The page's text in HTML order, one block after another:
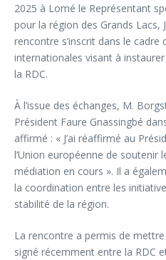
2025 à Lomé le Représentant
pour la région des Grands Lacs,
rencontre s’inscrit dans le cadre
internationales visant à instaurer
la RDC.
À l’issue des échanges, M.
Président Faure Gnassingbé
affirmé : « J’ai réaffirmé au
l’Union européenne de soutenir
médiation en cours ». Il a
la coordination entre les
stabilité de la région.
La rencontre a permis de mettre
signé récemment entre la RDC